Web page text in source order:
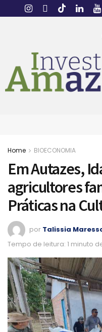
Home BIOECONOMIA
Em Autazes,
agricultores
Práticas na
por Talissia
Tempo de leitura: 1 minuto